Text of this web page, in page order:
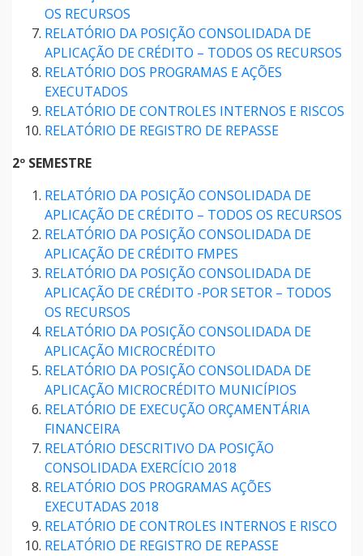
OS RECURSOS
RELATÓRIO DA POSIÇÃO CONSOLIDADA DE
APLICAÇÃO DE CRÉDITO – TODOS OS RECURSOS
RELATÓRIO DOS PROGRAMAS E AÇÕES
EXECUTADOS
RELATÓRIO DE CONTROLES INTERNOS E RISCOS
RELATÓRIO DE REGISTRO DE REPASSE
2º SEMESTRE
RELATÓRIO DA POSIÇÃO CONSOLIDADA DE
APLICAÇÃO DE CRÉDITO – TODOS OS RECURSOS
RELATÓRIO DA POSIÇÃO CONSOLIDADA DE
APLICAÇÃO DE CRÉDITO FMPES
RELATÓRIO DA POSIÇÃO CONSOLIDADA DE
APLICAÇÃO DE CRÉDITO -POR SETOR – TODOS
OS RECURSOS
RELATÓRIO DA POSIÇÃO CONSOLIDADA DE
APLICAÇÃO MICROCRÉDITO
RELATÓRIO DA POSIÇÃO CONSOLIDADA DE
APLICAÇÃO MICROCRÉDITO MUNICÍPIOS
RELATÓRIO DE EXECUÇÃO ORÇAMENTÁRIA
FINANCEIRA
RELATÓRIO DESCRITIVO DA POSIÇÃO
CONSOLIDADA EXERCÍCIO 2018
RELATÓRIO DOS PROGRAMAS AÇÕES
EXECUTADAS 2018
RELATÓRIO DE CONTROLES INTERNOS E RISCO
RELATÓRIO DE REGISTRO DE REPASSE